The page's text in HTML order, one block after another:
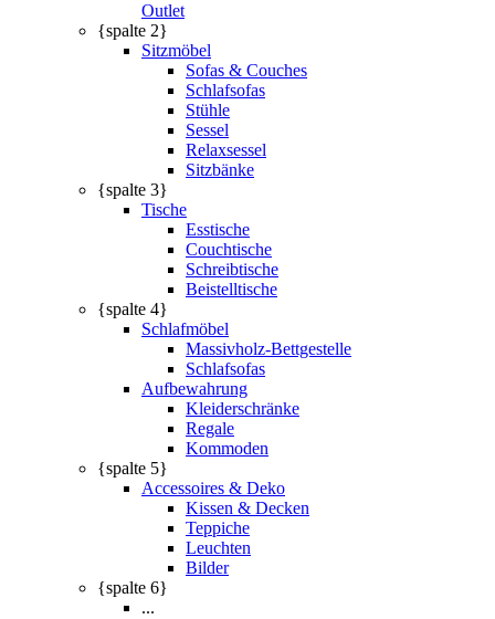
Outlet
{spalte 2}
Sitzmöbel
Sofas & Couches
Schlafsofas
Stühle
Sessel
Relaxsessel
Sitzbänke
{spalte 3}
Tische
Esstische
Couchtische
Schreibtische
Beistelltische
{spalte 4}
Schlafmöbel
Massivholz-Bettgestelle
Schlafsofas
Aufbewahrung
Kleiderschränke
Regale
Kommoden
{spalte 5}
Accessoires & Deko
Kissen & Decken
Teppiche
Leuchten
Bilder
{spalte 6}
...